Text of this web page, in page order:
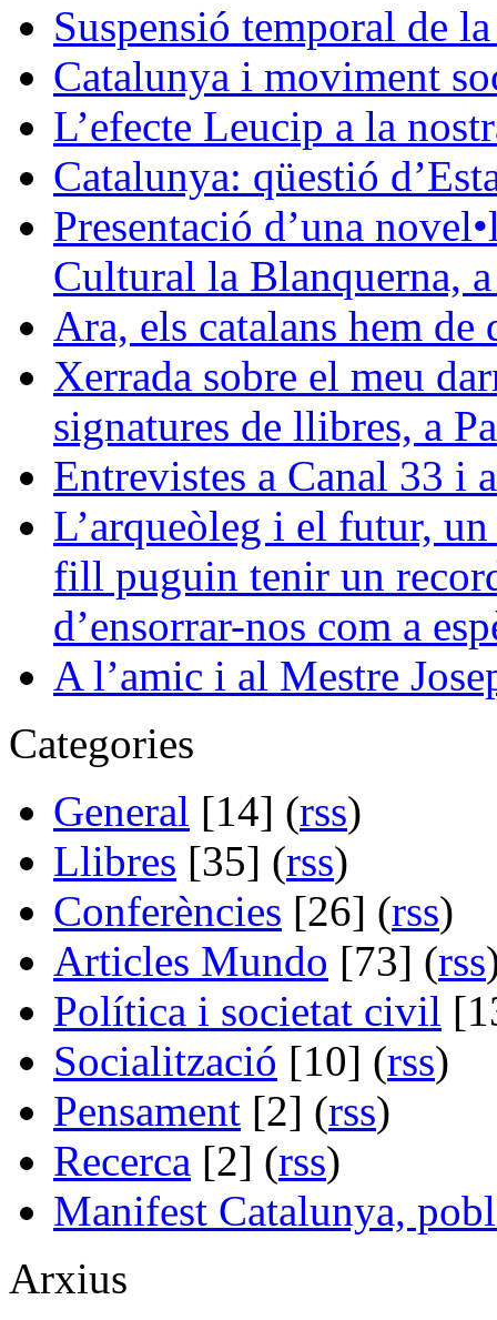
Suspensió temporal de
Catalunya i moviment
L’efecte Leucip a la
Catalunya: qüestió
Presentació d’una
Cultural la Blanquerna,
Ara, els catalans hem de
Xerrada sobre el meu
signatures de llibres, a
Entrevistes a Canal 33 i
L’arqueòleg i el futur,
fill puguin tenir un
d’ensorrar-nos com a
A l’amic i al Mestre
Categories
General [14] (rss)
Llibres [35] (rss)
Conferències [26] (rss)
Articles Mundo [73] (rss
Política i societat civil
Socialització [10] (rss)
Pensament [2] (rss)
Recerca [2] (rss)
Manifest Catalunya,
Arxius